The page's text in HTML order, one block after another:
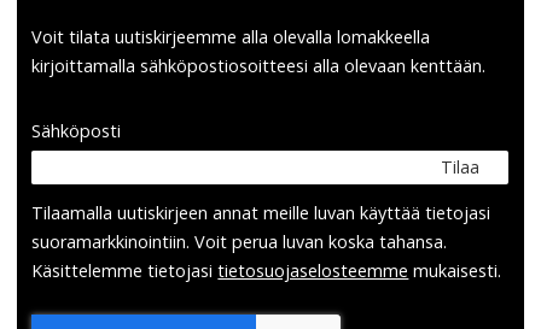
Voit tilata uutiskirjeemme alla olevalla lomakkeella
kirjoittamalla sähköpostiosoitteesi alla olevaan kenttään.
Sähköposti
Tilaa
Tilaamalla uutis­kirjeen annat meille luvan käyttää tietojasi
suora­markkinointiin. Voit perua luvan koska tahansa.
Käsittelemme tietojasitieto­suoja­selosteemme mukaisesti.